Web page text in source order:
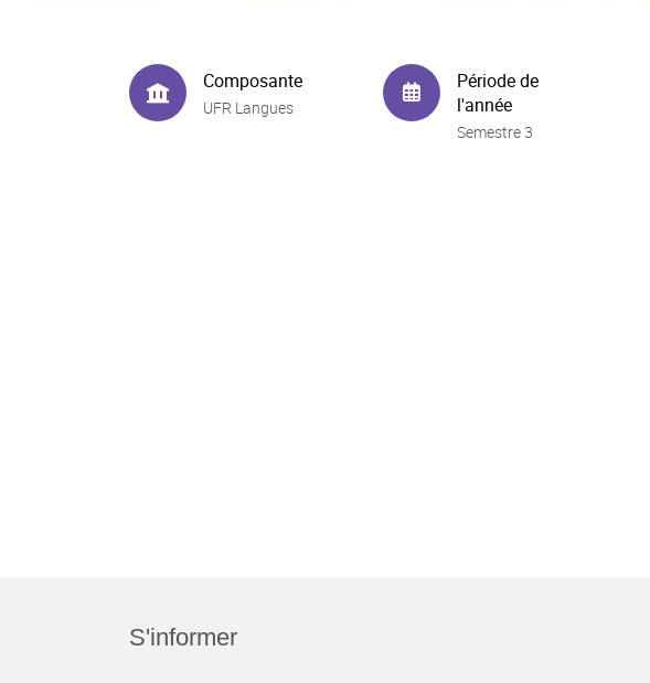
Composante
UFR Langues
Période de
l'année
Semestre 3
S'informer